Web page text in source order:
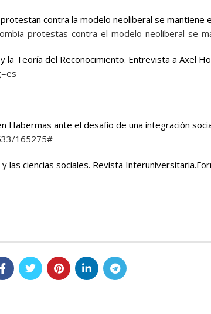
contra la modelo neoliberal se mantiene
protestas-contra-el-modelo-neoliberal-se-
la Teoría del Reconocimiento. Entrevista a Axel
Habermas ante el desafío de una integración
165275#
las ciencias sociales. Revista